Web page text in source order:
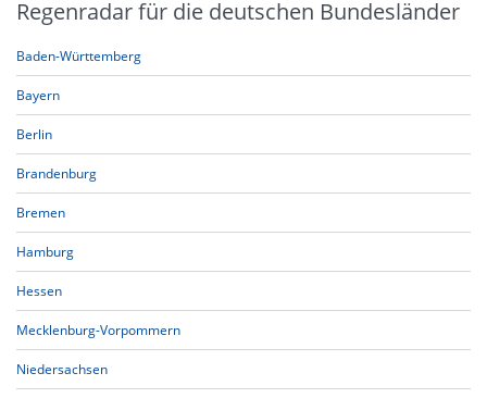
Regenradar für die deutschen Bundesländer
Baden-Württemberg
Bayern
Berlin
Brandenburg
Bremen
Hamburg
Hessen
Mecklenburg-Vorpommern
Niedersachsen